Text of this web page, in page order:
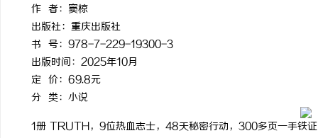
作 者：窦椋
出版社：重庆出版社
书 号：978-7-229-19300-3
出版时间：2025年10月
定 价：69.8元
分 类：小说
1册 TRUTH，9位热血志士，48天秘密行动，300多页一手铁证